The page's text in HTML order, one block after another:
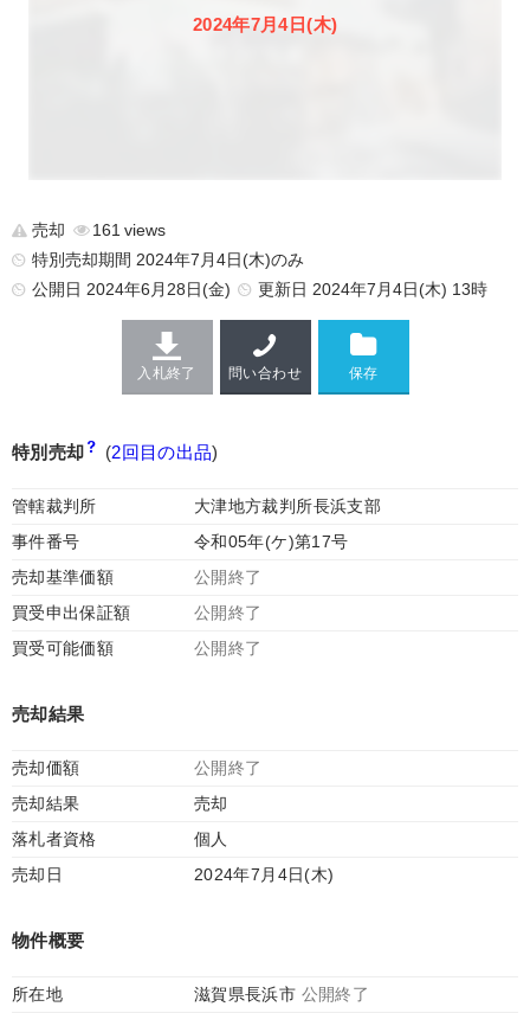
2024年7月4日(木)
売却
161
特別売却期間 2024年7月4日(木)のみ
公開日 2024年6月28日(金) 更新日 2024年7月4日(木) 13時
入札終了 問い合わせ
特別売却 (2回目の出品)
管轄裁判所
大津地方裁判所長浜支部
事件番号
令和05年(ケ)第17号
売却基準価額
公開終了
買受申出保証額
公開終了
買受可能価額
公開終了
売却結果
売却価額
公開終了
売却結果
売却
落札者資格
個人
売却日
2024年7月4日(木)
物件概要
所在地 滋賀県長浜市 公開終了